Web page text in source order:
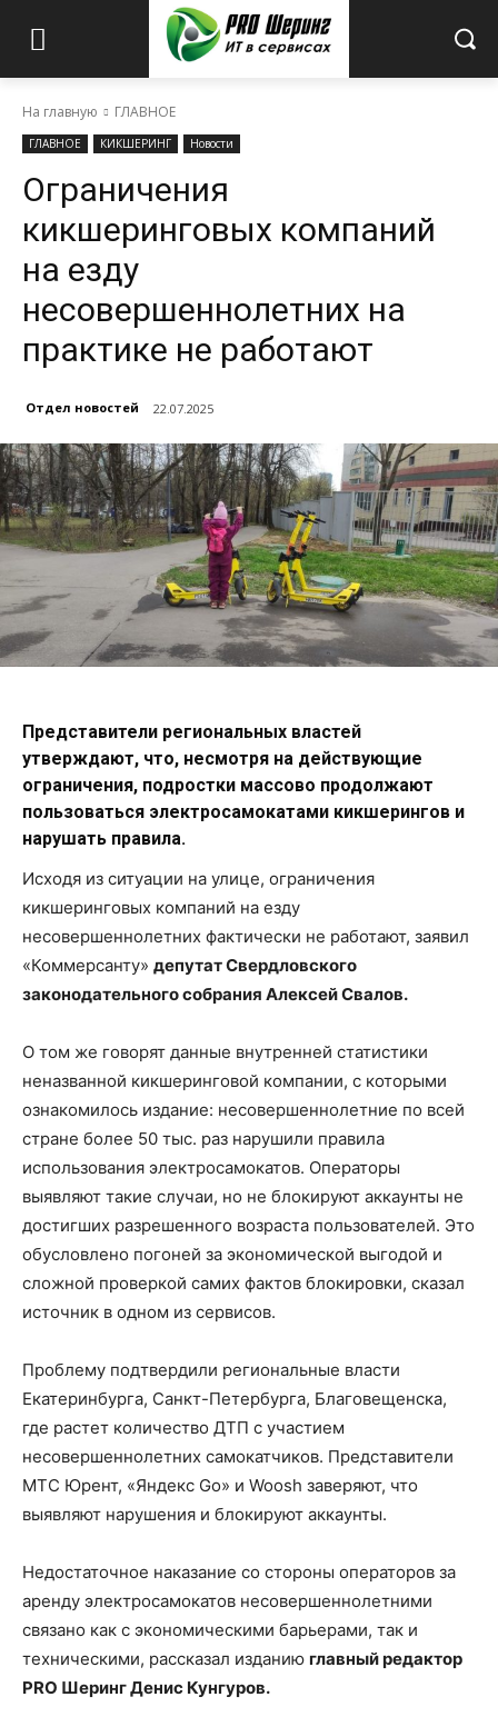
На главную ГЛАВНОЕ
ГЛАВНОЕ КИКШЕРИНГ Новости
Ограничения
кикшеринговых компаний
на езду
несовершеннолетних на
практике не работают
Отдел новостей 22.07.2025
Представители региональных властей
утверждают, что, несмотря на действующие
ограничения, подростки массово продолжают
пользоваться электросамокатами кикшерингов и
нарушать правила.
Исходя из ситуации на улице, ограничения
кикшеринговых компаний на езду
несовершеннолетних фактически не работают, заявил
«Коммерсанту» депутат Свердловского
законодательного собрания Алексей Свалов.
О том же говорят данные внутренней статистики
неназванной кикшеринговой компании, с которыми
ознакомилось издание: несовершеннолетние по всей
стране более 50 тыс. раз нарушили правила
использования электросамокатов. Операторы
выявляют такие случаи, но не блокируют аккаунты не
достигших разрешенного возраста пользователей. Это
обусловлено погоней за экономической выгодой и
сложной проверкой самих фактов блокировки, сказал
источник в одном из сервисов.
Проблему подтвердили региональные власти
Екатеринбурга, Санкт-Петербурга, Благовещенска,
где растет количество ДТП с участием
несовершеннолетних самокатчиков. Представители
МТС Юрент, «Яндекс Go» и Woosh заверяют, что
выявляют нарушения и блокируют аккаунты.
Недостаточное наказание со стороны операторов за
аренду электросамокатов несовершеннолетними
связано как с экономическими барьерами, так и
техническими, рассказал изданию главный редактор
PRO Шеринг Денис Кунгуров.